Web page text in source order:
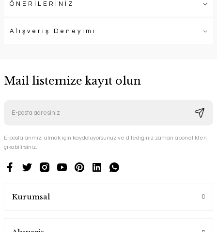
ÖNERİLERİNİZ
Alışveriş Deneyimi
Mail listemize kayıt olun
E-postalarımızı almak için kaydoluyorsunuz ve dilediğiniz zaman abonelikten
çıkabilirsiniz.
Kurumsal